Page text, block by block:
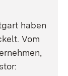
haben
Vom